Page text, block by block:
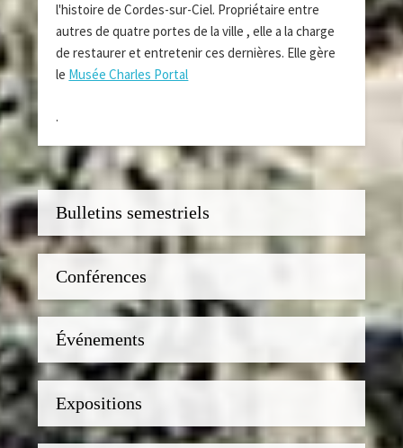
l'histoire de Cordes-sur-Ciel. Propriétaire entre
autres de quatre portes de la ville , elle a la charge
de restaurer et entretenir ces dernières. Elle gère
le Musée Charles Portal
.
Bulletins semestriels
Conférences
Événements
Expositions